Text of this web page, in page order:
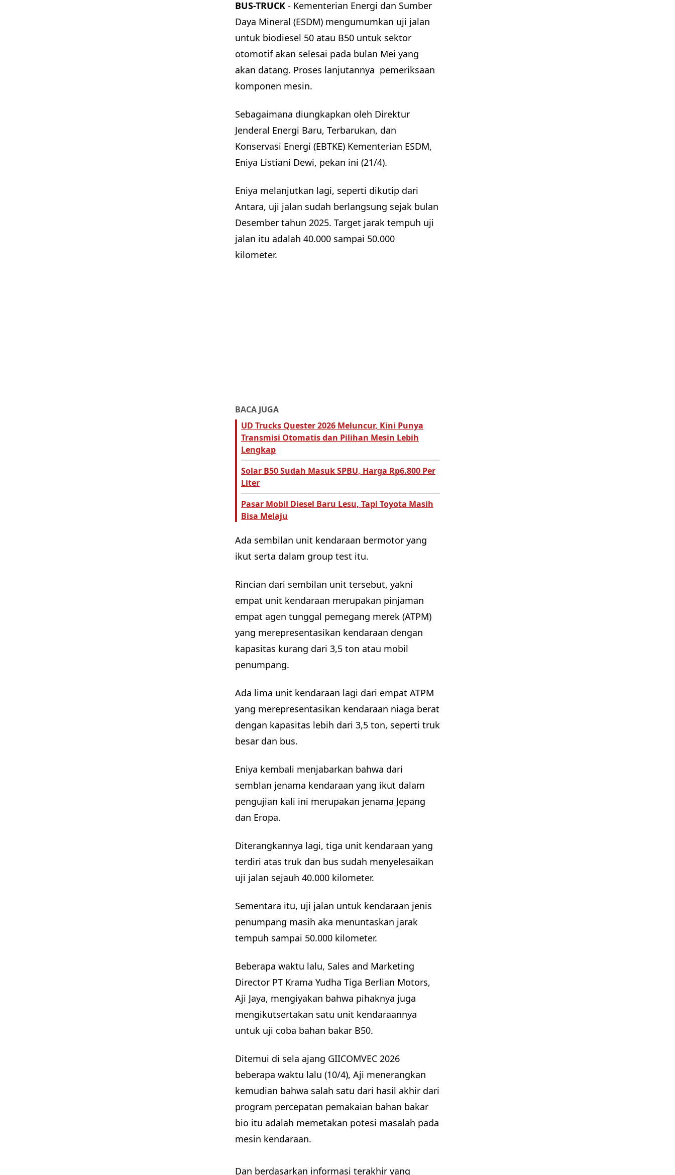
BUS-TRUCK - Kementerian Energi dan Sumber
Daya Mineral (ESDM) mengumumkan uji jalan
untuk biodiesel 50 atau B50 untuk sektor
otomotif akan selesai pada bulan Mei yang
akan datang. Proses lanjutannya pemeriksaan
komponen mesin.
Sebagaimana diungkapkan oleh Direktur
Jenderal Energi Baru, Terbarukan, dan
Konservasi Energi (EBTKE) Kementerian ESDM,
Eniya Listiani Dewi, pekan ini (21/4).
Eniya melanjutkan lagi, seperti dikutip dari
Antara, uji jalan sudah berlangsung sejak bulan
Desember tahun 2025. Target jarak tempuh uji
jalan itu adalah 40.000 sampai 50.000
kilometer.
BACA JUGA
UD Trucks Quester 2026 Meluncur, Kini Punya
Transmisi Otomatis dan Pilihan Mesin Lebih
Lengkap
Solar B50 Sudah Masuk SPBU, Harga Rp6.800 Per
Liter
Pasar Mobil Diesel Baru Lesu, Tapi Toyota Masih
Bisa Melaju
Ada sembilan unit kendaraan bermotor yang
ikut serta dalam group test itu.
Rincian dari sembilan unit tersebut, yakni
empat unit kendaraan merupakan pinjaman
empat agen tunggal pemegang merek (ATPM)
yang merepresentasikan kendaraan dengan
kapasitas kurang dari 3,5 ton atau mobil
penumpang.
Ada lima unit kendaraan lagi dari empat ATPM
yang merepresentasikan kendaraan niaga berat
dengan kapasitas lebih dari 3,5 ton, seperti truk
besar dan bus.
Eniya kembali menjabarkan bahwa dari
semblan jenama kendaraan yang ikut dalam
pengujian kali ini merupakan jenama Jepang
dan Eropa.
Diterangkannya lagi, tiga unit kendaraan yang
terdiri atas truk dan bus sudah menyelesaikan
uji jalan sejauh 40.000 kilometer.
Sementara itu, uji jalan untuk kendaraan jenis
penumpang masih aka menuntaskan jarak
tempuh sampai 50.000 kilometer.
Beberapa waktu lalu, Sales and Marketing
Director PT Krama Yudha Tiga Berlian Motors,
Aji Jaya, mengiyakan bahwa pihaknya juga
mengikutsertakan satu unit kendaraannya
untuk uji coba bahan bakar B50.
Ditemui di sela ajang GIICOMVEC 2026
beberapa waktu lalu (10/4), Aji menerangkan
kemudian bahwa salah satu dari hasil akhir dari
program percepatan pemakaian bahan bakar
bio itu adalah memetakan potesi masalah pada
mesin kendaraan.
Dan berdasarkan informasi terakhir yang